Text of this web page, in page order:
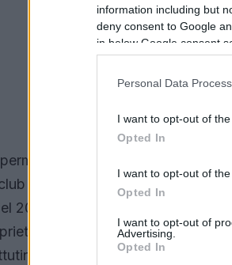
information including but
deny consent to Google
in below Google consent
Personal Data
I want to opt-out of
Opted In
I want to opt-out of
Opted In
I want to opt-out of
Advertising.
Opted In
alla CBS News, ha
Pulse di Orlando, le Olimpiadi
2016. Jamie è entrato a far parte
e gestita dalla CBS a
e reporter generale dal 2011.